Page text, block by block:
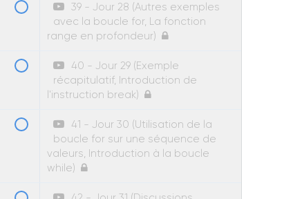
39 - Jour 28 (Autres exemples
avec la boucle for, La fonction
range en profondeur)
40 - Jour 29 (Exemple
récapitulatif, Introduction de
l'instruction break)
41 - Jour 30 (Utilisation de la
boucle for sur une séquence de
valeurs, Introduction à la boucle
while)